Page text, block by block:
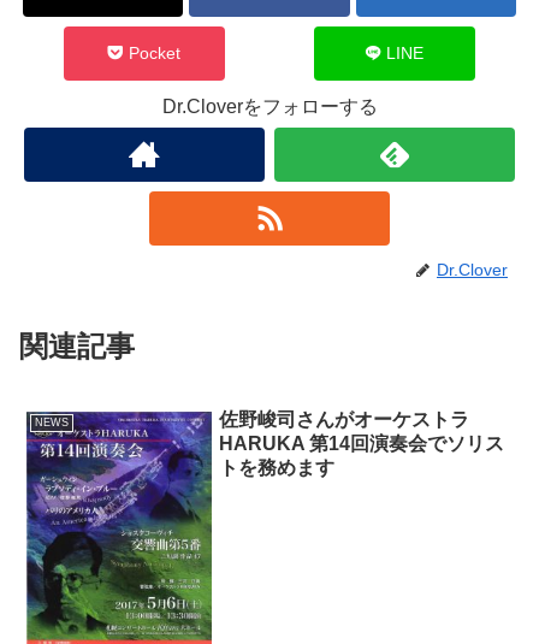
Pocket LINE
Dr.Cloverをフォローする
Dr.Clover
関連記事
NEWS
佐野峻司さんがオーケストラ
HARUKA 第14回演奏会でソリス
トを務めます